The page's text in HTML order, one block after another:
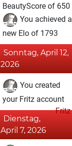
BeautyScore of 650
You achieved a
new Elo of 1793
Sonntag, April 12,
2026
You created
your Fritz account
Fritz
Dienstag,
April 7, 2026